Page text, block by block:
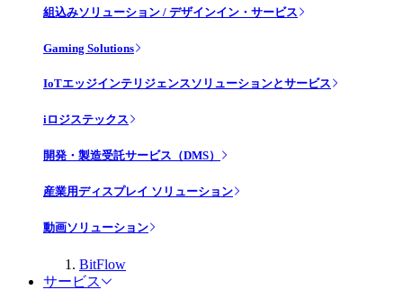
組込みソリューション / デザインイン・サービス
Gaming Solutions
IoTエッジインテリジェンスソリューションとサービス
iロジステックス
開発・製造受託サービス（DMS）
産業用ディスプレイ ソリューション
動画ソリューション
BitFlow
サービス